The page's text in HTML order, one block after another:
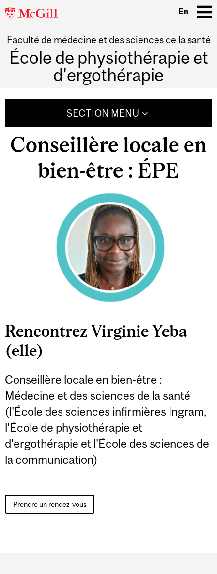
McGill
En
Faculté de médecine et des sciences de la santé
École de physiothérapie et
d'ergothérapie
SECTION MENU
Conseillère locale en
bien-être : ÉPE
Rencontrez Virginie Yeba
(elle)
Conseillère locale en bien-être :
Médecine et des sciences de la santé
(l'École des sciences infirmières Ingram,
l'École de physiothérapie et
d'ergothérapie et l'École des sciences de
la communication)
Prendre un rendez-vous